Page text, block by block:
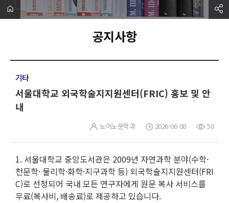
공지사항
기타
서울대학교 외국학술지지원센터(FRIC) 홍보 및 안
내
노어노문학과 2026-06-08 50
1. 서울대학교 중앙도서관은 2009년 자연과학 분야(수학·
천문학· 물리학·화학·지구과학 등) 외국학술지지원센터(FRI
C)로 선정되어 국내 모든 연구자에게 원문 복사 서비스를
무료(복사비, 배송료)로 제공하고 있습니다.